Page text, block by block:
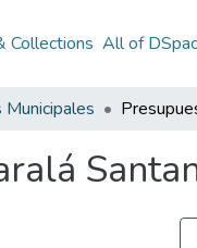
Collections All of